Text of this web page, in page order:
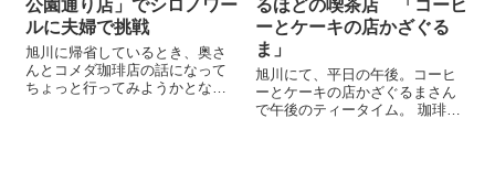
公園通り店」でシロノワー
ルに夫婦で挑戦
旭川に帰省しているとき、奥さ
んとコメダ珈琲店の話になって
ちょっと行ってみようかとな
るほどの喫茶店 「コーヒ
ーとケーキの店かざぐる
ま」
旭川にて、平日の午後。コーヒ
ーとケーキの店かざぐるまさん
で午後のティータイム。 珈琲だ